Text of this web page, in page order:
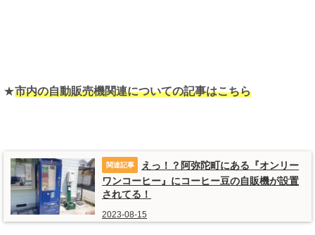
★市内の自動販売機関連についての記事はこちら
えっ！？阿弥陀町にある『オンリー
ワンコーヒー』にコーヒー豆の自販機が設置
されてる！
2023-08-15